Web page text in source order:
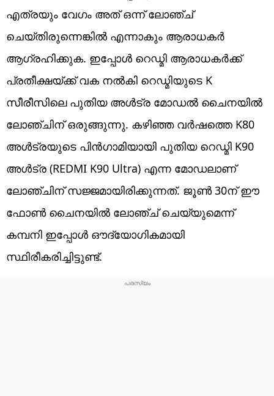
എത്രയും വേഗം അ‌ത് ഒന്ന് ലോഞ്ച്
ചെയ്തിരുന്നെങ്കിൽ എന്നാകും ആരാധകർ
ആഗ്രഹിക്കുക. ഇപ്പോൾ റെഡ്മി ആരാധകർക്ക്
പ്രതീക്ഷയ്ക്ക് വക നൽകി റെഡ്മിയുടെ K
സീരീസിലെ പുതിയ അ‌ൾട്ര മോഡൽ ​ചൈനയിൽ
ലോഞ്ചിന് ഒരുങ്ങുന്നു. കഴിഞ്ഞ വർഷത്തെ K80
അൾട്രയുടെ പിൻഗാമിയായി പുതിയ റെഡ്മി K90
അ‌ൾട്ര (REDMI K90 Ultra) എന്ന മോഡലാണ്
ലോഞ്ചിന് സജ്ജമായിരിക്കുന്നത്. ജൂൺ 30ന് ഈ
ഫോൺ ​ചൈനയിൽ ലോഞ്ച് ചെയ്യുമെന്ന്
കമ്പനി ഇപ്പോൾ ഔദ്യോഗികമായി
സ്ഥിരീകരിച്ചിട്ടുണ്ട്.